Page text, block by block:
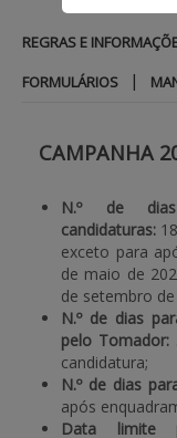
INFORMAÇÕES
ESTATÍSTICAS
APOIO AO
Entrar / Registar
REGRAS E
FORMULÁRIOS |
CAMPANHA
N.º de
candidaturas:
exceto para
de maio de
de setembro de
N.º de dias
pelo Tomador:
candidatura;
N.º de dias
após
Data limite